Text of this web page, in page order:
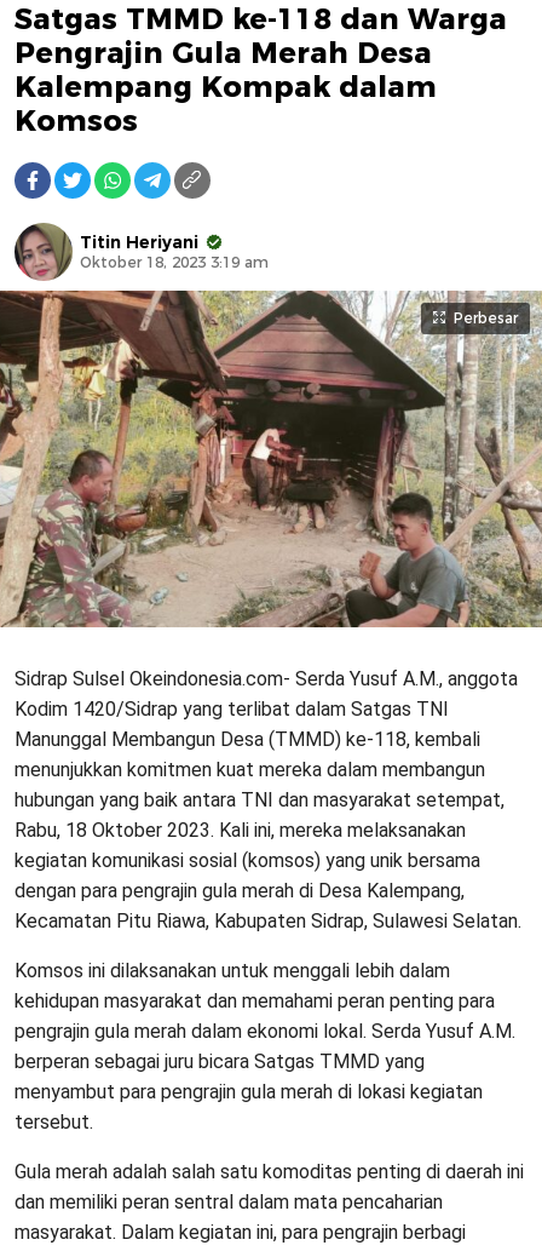
Satgas TMMD ke-118 dan Warga
Pengrajin Gula Merah Desa
Kalempang Kompak dalam
Komsos
Titin Heriyani
Oktober 18, 2023 3:19 am
Perbesar
Sidrap Sulsel Okeindonesia.com- Serda Yusuf A.M., anggota
Kodim 1420/Sidrap yang terlibat dalam Satgas TNI
Manunggal Membangun Desa (TMMD) ke-118, kembali
menunjukkan komitmen kuat mereka dalam membangun
hubungan yang baik antara TNI dan masyarakat setempat,
Rabu, 18 Oktober 2023. Kali ini, mereka melaksanakan
kegiatan komunikasi sosial (komsos) yang unik bersama
dengan para pengrajin gula merah di Desa Kalempang,
Kecamatan Pitu Riawa, Kabupaten Sidrap, Sulawesi Selatan.
Komsos ini dilaksanakan untuk menggali lebih dalam
kehidupan masyarakat dan memahami peran penting para
pengrajin gula merah dalam ekonomi lokal. Serda Yusuf A.M.
berperan sebagai juru bicara Satgas TMMD yang
menyambut para pengrajin gula merah di lokasi kegiatan
tersebut.
Gula merah adalah salah satu komoditas penting di daerah ini
dan memiliki peran sentral dalam mata pencaharian
masyarakat. Dalam kegiatan ini, para pengrajin berbagi